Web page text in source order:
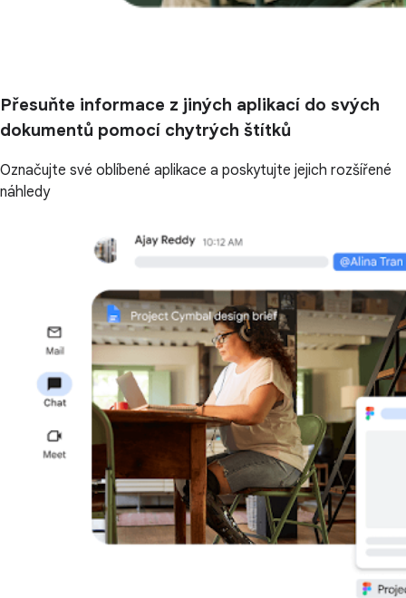
Přesuňte informace z jiných aplikací do svých
dokumentů pomocí chytrých štítků
Označujte své oblíbené aplikace a poskytujte jejich rozšířené
náhledy